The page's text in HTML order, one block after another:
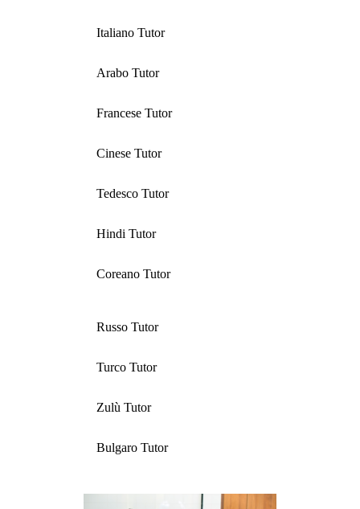
Italiano Tutor
Arabo Tutor
Francese Tutor
Cinese Tutor
Tedesco Tutor
Hindi Tutor
Coreano Tutor
Russo Tutor
Turco Tutor
Zulù Tutor
Bulgaro Tutor